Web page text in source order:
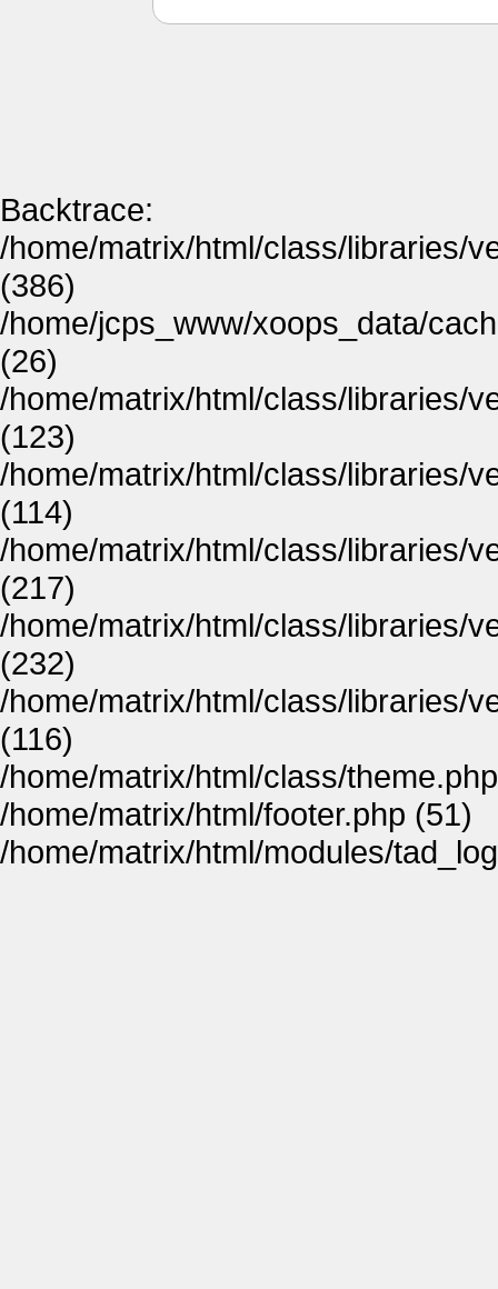
Backtrace:
/home/matrix/html/class/libraries/
(386)
/home/jcps_www/xoops_data/
(26)
/home/matrix/html/class/libraries/
(123)
/home/matrix/html/class/libraries/
(114)
/home/matrix/html/class/libraries/
(217)
/home/matrix/html/class/libraries/
(232)
/home/matrix/html/class/libraries/
(116)
/home/matrix/html/class/
/home/matrix/html/footer.php (51)
/home/matrix/html/modules/